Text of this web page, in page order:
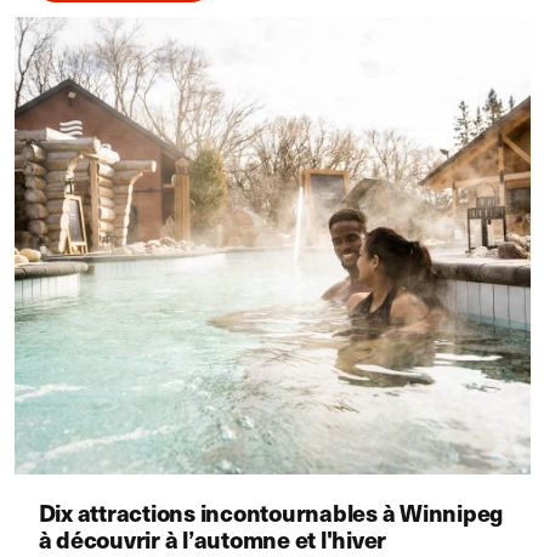
Dix attractions incontournables à Winnipeg
à découvrir à l’automne et l'hiver